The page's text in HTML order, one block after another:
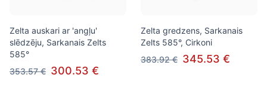
Zelta auskari ar 'angļu'
slēdzēju, Sarkanais Zelts
585°
353.57 € 300.53 €
Zelta gredzens, Sarkanais
Zelts 585°, Cirkoni
383.92 € 345.53 €